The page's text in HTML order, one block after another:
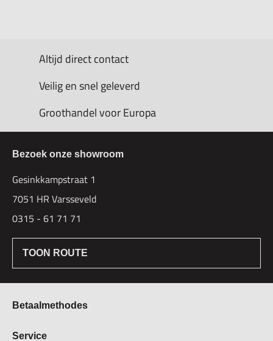
Altijd direct contact
Veilig en snel geleverd
Groothandel voor Europa
Bezoek onze showroom
Gesinkkampstraat 1
7051 HR Varsseveld
0315 - 61 71 71
TOON ROUTE
Betaalmethodes
Bestellen & Betalen
Service